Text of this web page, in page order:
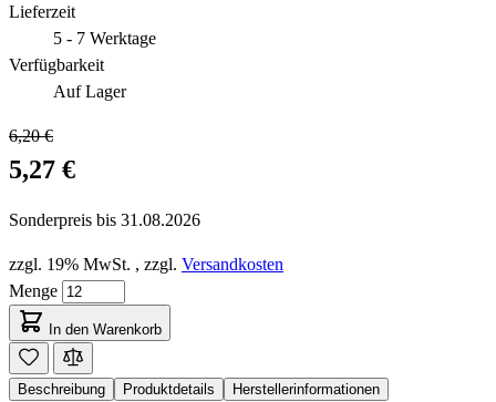
Lieferzeit
5 - 7 Werktage
Verfügbarkeit
Auf Lager
6,20 €
5,27 €
Sonderpreis bis 31.08.2026
zzgl. 19% MwSt. , zzgl. Versandkosten
Menge
In den Warenkorb
Beschreibung Produktdetails Herstellerinformationen